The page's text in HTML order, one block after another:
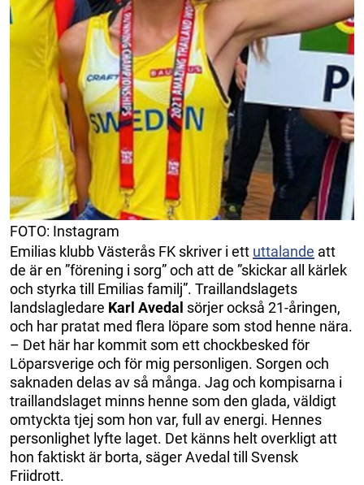
FOTO: Instagram
Emilias klubb Västerås FK skriver i ett uttalande att
de är en ”förening i sorg” och att de ”skickar all kärlek
och styrka till Emilias familj”. Traillandslagets
landslagledare Karl Avedal sörjer också 21-åringen,
och har pratat med flera löpare som stod henne nära.
– Det här har kommit som ett chockbesked för
Löparsverige och för mig personligen. Sorgen och
saknaden delas av så många. Jag och kompisarna i
traillandslaget minns henne som den glada, väldigt
omtyckta tjej som hon var, full av energi. Hennes
personlighet lyfte laget. Det känns helt overkligt att
hon faktiskt är borta, säger Avedal till Svensk
Friidrott.